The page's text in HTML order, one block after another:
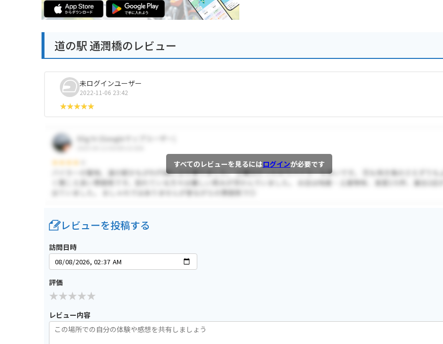
道の駅 通潤橋のレビュー
未ログインユーザー
2022-11-06 23:42
すべてのレビューを見るにはログインが必要です
レビューを投稿する
訪問日時
評価
レビュー内容